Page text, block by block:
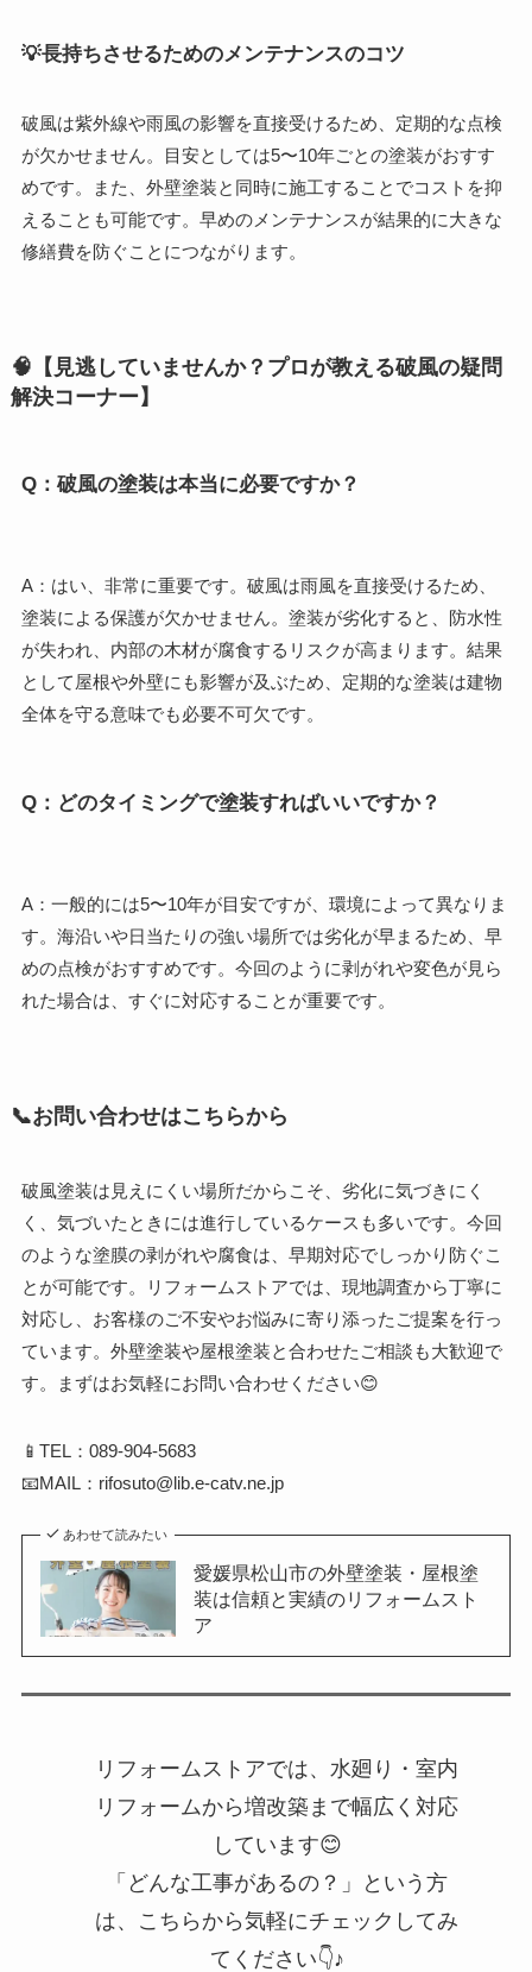
💡長持ちさせるためのメンテナンスのコツ
破風は紫外線や雨風の影響を直接受けるため、定期的な点検
が欠かせません。目安としては5〜10年ごとの塗装がおすす
めです。また、外壁塗装と同時に施工することでコストを抑
えることも可能です。早めのメンテナンスが結果的に大きな
修繕費を防ぐことにつながります。
🧠【見逃していませんか？プロが教える破風の疑問
解決コーナー】
Q：破風の塗装は本当に必要ですか？
A：はい、非常に重要です。破風は雨風を直接受けるため、
塗装による保護が欠かせません。塗装が劣化すると、防水性
が失われ、内部の木材が腐食するリスクが高まります。結果
として屋根や外壁にも影響が及ぶため、定期的な塗装は建物
全体を守る意味でも必要不可欠です。
Q：どのタイミングで塗装すればいいですか？
A：一般的には5〜10年が目安ですが、環境によって異なりま
す。海沿いや日当たりの強い場所では劣化が早まるため、早
めの点検がおすすめです。今回のように剥がれや変色が見ら
れた場合は、すぐに対応することが重要です。
📞お問い合わせはこちらから
破風塗装は見えにくい場所だからこそ、劣化に気づきにく
く、気づいたときには進行しているケースも多いです。今回
のような塗膜の剥がれや腐食は、早期対応でしっかり防ぐこ
とが可能です。リフォームストアでは、現地調査から丁寧に
対応し、お客様のご不安やお悩みに寄り添ったご提案を行っ
ています。外壁塗装や屋根塗装と合わせたご相談も大歓迎で
す。まずはお気軽にお問い合わせください😊
📱TEL：089-904-5683
📧MAIL：rifosuto@lib.e-catv.ne.jp
あわせて読みたい
愛媛県松山市の外壁塗装・屋根塗
装は信頼と実績のリフォームスト
ア
リフォームストアでは、水廻り・室内
リフォームから増改築まで幅広く対応
しています😊
「どんな工事があるの？」という方
は、こちらから気軽にチェックしてみ
てください👇♪